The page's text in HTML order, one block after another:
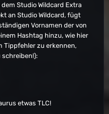
Studio Wildcard Extra
an Studio Wildcard, fügt
Vornamen der von
Hashtag hinzu, wie hier
Tippfehler zu erkennen,
etwas TLC!